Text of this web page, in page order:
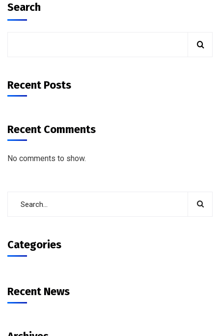
Search
Recent Posts
Recent Comments
No comments to show.
Categories
Recent News